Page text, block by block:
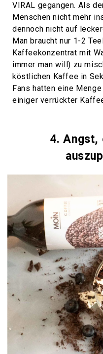
VIRAL gegangen. Als
Menschen nicht mehr
dennoch nicht auf
Man braucht nur 1-2
Kaffeekonzentrat mit
immer man will) zu
köstlichen Kaffee in
Fans hatten eine
einiger verrückter
4. Angst,